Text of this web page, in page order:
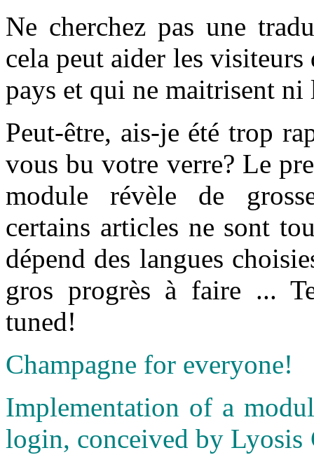
Ne cherchez pas une
cela peut aider les
pays et qui ne maitrisent
Peut-être, ais-je été trop
vous bu votre verre? Le
module révèle de
certains articles ne sont
dépend des langues
gros progrès à faire ...
tuned!
Champagne for everyone!
Implementation of a
login, conceived by Lyosis